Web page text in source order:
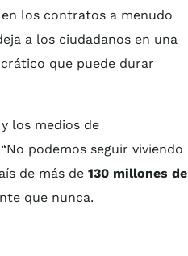
los contratos a menudo
a los ciudadanos en una
que puede durar
los medios de
podemos seguir viviendo
de más de 130 millones de
que nunca.